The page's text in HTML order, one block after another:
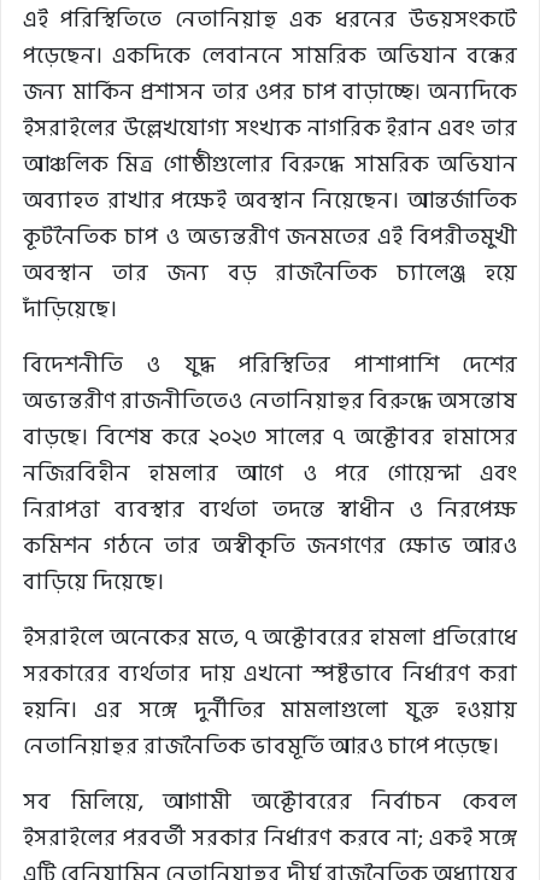
এই পরিস্থিতিতে নেতানিয়াহু এক ধরনের উভয়সংকটে
পড়েছেন। একদিকে লেবাননে সামরিক অভিযান বন্ধের
জন্য মার্কিন প্রশাসন তার ওপর চাপ বাড়াচ্ছে। অন্যদিকে
ইসরাইলের উল্লেখযোগ্য সংখ্যক নাগরিক ইরান এবং তার
আঞ্চলিক মিত্র গোষ্ঠীগুলোর বিরুদ্ধে সামরিক অভিযান
অব্যাহত রাখার পক্ষেই অবস্থান নিয়েছেন। আন্তর্জাতিক
কূটনৈতিক চাপ ও অভ্যন্তরীণ জনমতের এই বিপরীতমুখী
অবস্থান তার জন্য বড় রাজনৈতিক চ্যালেঞ্জ হয়ে
দাঁড়িয়েছে।
বিদেশনীতি ও যুদ্ধ পরিস্থিতির পাশাপাশি দেশের
অভ্যন্তরীণ রাজনীতিতেও নেতানিয়াহুর বিরুদ্ধে অসন্তোষ
বাড়ছে। বিশেষ করে ২০২৩ সালের ৭ অক্টোবর হামাসের
নজিরবিহীন হামলার আগে ও পরে গোয়েন্দা এবং
নিরাপত্তা ব্যবস্থার ব্যর্থতা তদন্তে স্বাধীন ও নিরপেক্ষ
কমিশন গঠনে তার অস্বীকৃতি জনগণের ক্ষোভ আরও
বাড়িয়ে দিয়েছে।
ইসরাইলে অনেকের মতে, ৭ অক্টোবরের হামলা প্রতিরোধে
সরকারের ব্যর্থতার দায় এখনো স্পষ্টভাবে নির্ধারণ করা
হয়নি। এর সঙ্গে দুর্নীতির মামলাগুলো যুক্ত হওয়ায়
নেতানিয়াহুর রাজনৈতিক ভাবমূর্তি আরও চাপে পড়েছে।
সব মিলিয়ে, আগামী অক্টোবরের নির্বাচন কেবল
ইসরাইলের পরবর্তী সরকার নির্ধারণ করবে না; একই সঙ্গে